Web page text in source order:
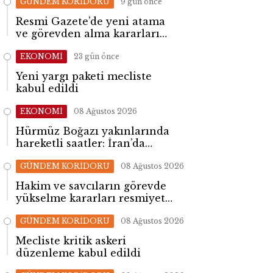
Resmi Gazete’de yeni atama
ve görevden alma kararları
EKONOMİ 23 gün önce
Yeni yargı paketi mecliste
kabul edildi
EKONOMİ 08 Ağustos 2026
Hürmüz Boğazı yakınlarında
hareketli saatler: İran’da
GÜNDEM KORİDORU 08 Ağustos 2026
Hakim ve savcıların görevde
yükselme kararları resmiyet
GÜNDEM KORİDORU 08 Ağustos 2026
Mecliste kritik askeri
düzenleme kabul edildi